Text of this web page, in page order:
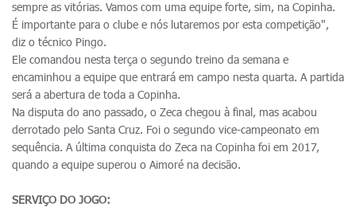
sempre as vitórias. Vamos com uma equipe forte, sim, na Copinha.
É importante para o clube e nós lutaremos por esta competição",
diz o técnico Pingo.
Ele comandou nesta terça o segundo treino da semana e
encaminhou a equipe que entrará em campo nesta quarta. A partida
será a abertura de toda a Copinha.
Na disputa do ano passado, o Zeca chegou à final, mas acabou
derrotado pelo Santa Cruz. Foi o segundo vice-campeonato em
sequência. A última conquista do Zeca na Copinha foi em 2017,
quando a equipe superou o Aimoré na decisão.
SERVIÇO DO JOGO: